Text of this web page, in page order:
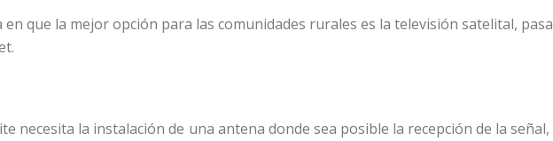
en que la mejor opción para las comunidades rurales es la televisión satelital,
necesita la instalación de una antena donde sea posible la recepción de la señal,